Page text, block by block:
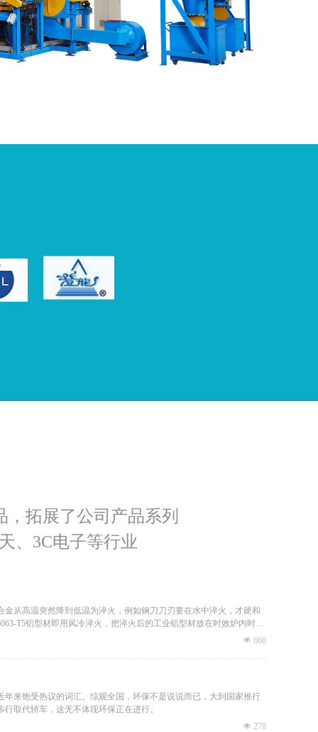
拓展了公司产品系列
、3C电子等行业
从高温突然降到低温为淬火，例如钢刀刀刃要在水中淬火，才硬和
T5铝型材即用风冷淬火，把淬火后的工业铝型材放在时效炉内时效
넶 668
来饱受热议的词汇。综观全国，环保不是说说而已，大到国家推行
取代轿车，这无不体现环保正在进行。
넶 278